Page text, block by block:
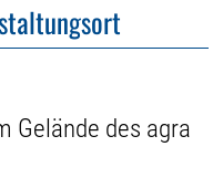
Gelände des agra